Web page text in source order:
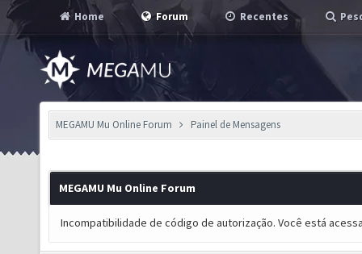
Home Forum Recentes
MEGAMU Mu Online Forum Painel de Mensagens
MEGAMU Mu Online Forum
Incompatibilidade de código de autorização. Você está